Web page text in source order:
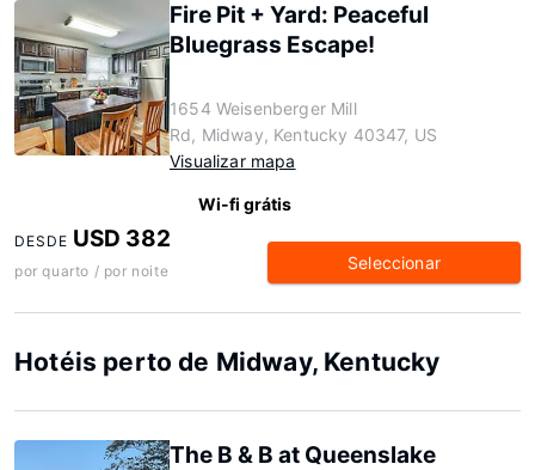
Fire Pit + Yard: Peaceful
Bluegrass Escape!
1654 Weisenberger Mill
Rd, Midway, Kentucky 40347, US
Visualizar mapa
Wi-fi grátis
DESDE USD 382
por quarto / por noite Seleccionar
Hotéis perto de Midway, Kentucky
The B & B at Queenslake